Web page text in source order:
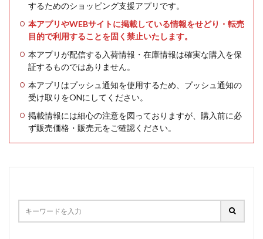
するためのショッピング支援アプリです。
本アプリやWEBサイトに掲載している情報をせどり・転売
目的で利用することを固く禁止いたします。
本アプリが配信する入荷情報・在庫情報は確実な購入を保
証するものではありません。
本アプリはプッシュ通知を使用するため、プッシュ通知の
受け取りをONにしてください。
掲載情報には細心の注意を図っておりますが、購入前に必
ず販売価格・販売元をご確認ください。